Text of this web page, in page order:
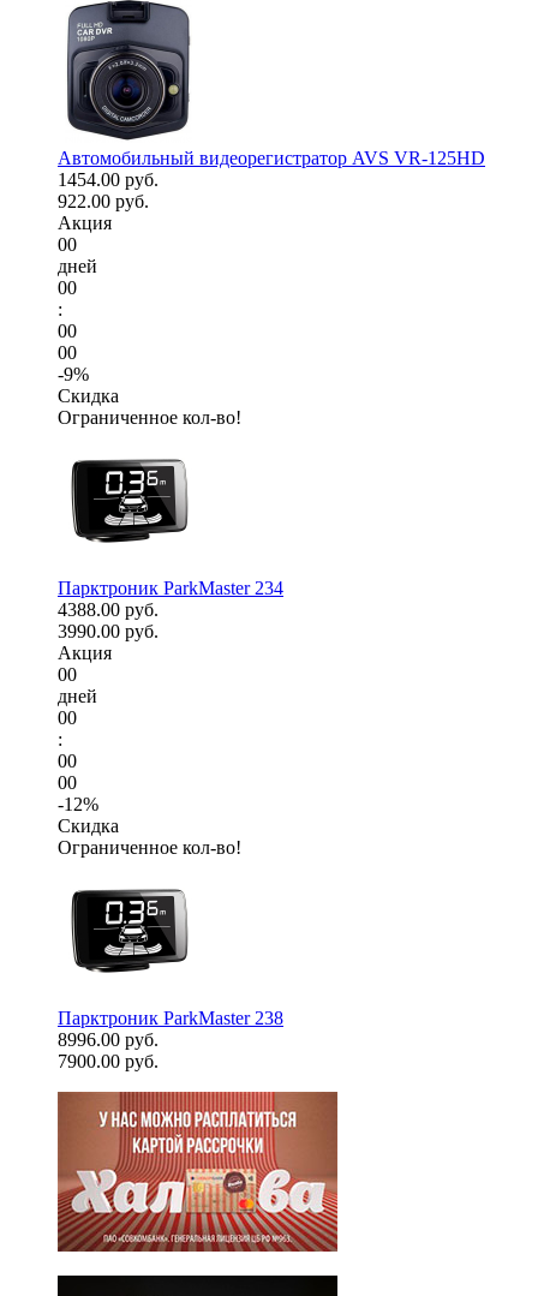
Автомобильный видеорегистратор AVS VR-125HD
1454.00 руб.
922.00 руб.
Акция
00
дней
00
:
00
00
-9%
Скидка
Ограниченное кол-во!
Парктроник ParkMaster 234
4388.00 руб.
3990.00 руб.
Акция
00
дней
00
:
00
00
-12%
Скидка
Ограниченное кол-во!
Парктроник ParkMaster 238
8996.00 руб.
7900.00 руб.